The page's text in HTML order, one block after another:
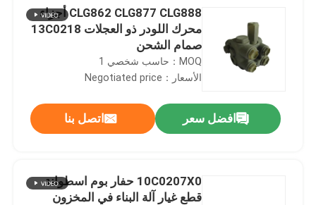
CLG862 CLG877 CLG888 أجزاء
محرك اللودر ذو العجلات 13C0218
صمام الشحن
MOQ：حاسب شخصي 1
الأسعار：Negotiated price
افضل سعر اتصل بنا
10C0207X0 حفار بوم اسطوانة
قطع غيار آلة البناء في المخزون